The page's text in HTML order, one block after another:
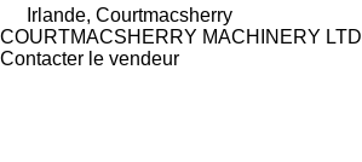
Irlande, Courtmacsherry
COURTMACSHERRY MACHINERY LTD
Contacter le vendeur